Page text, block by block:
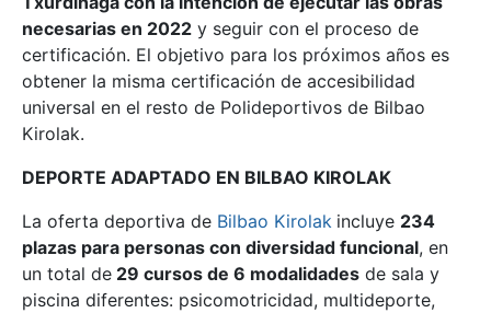
necesarias en 2022 y seguir con el proceso de
certificación. El objetivo para los próximos años es
obtener la misma certificación de accesibilidad
universal en el resto de Polideportivos de Bilbao
Kirolak.
DEPORTE ADAPTADO EN BILBAO KIROLAK
La oferta deportiva de Bilbao Kirolak incluye 234
plazas para personas con diversidad funcional, en
un total de 29 cursos de 6 modalidades de sala y
piscina diferentes: psicomotricidad, multideporte,